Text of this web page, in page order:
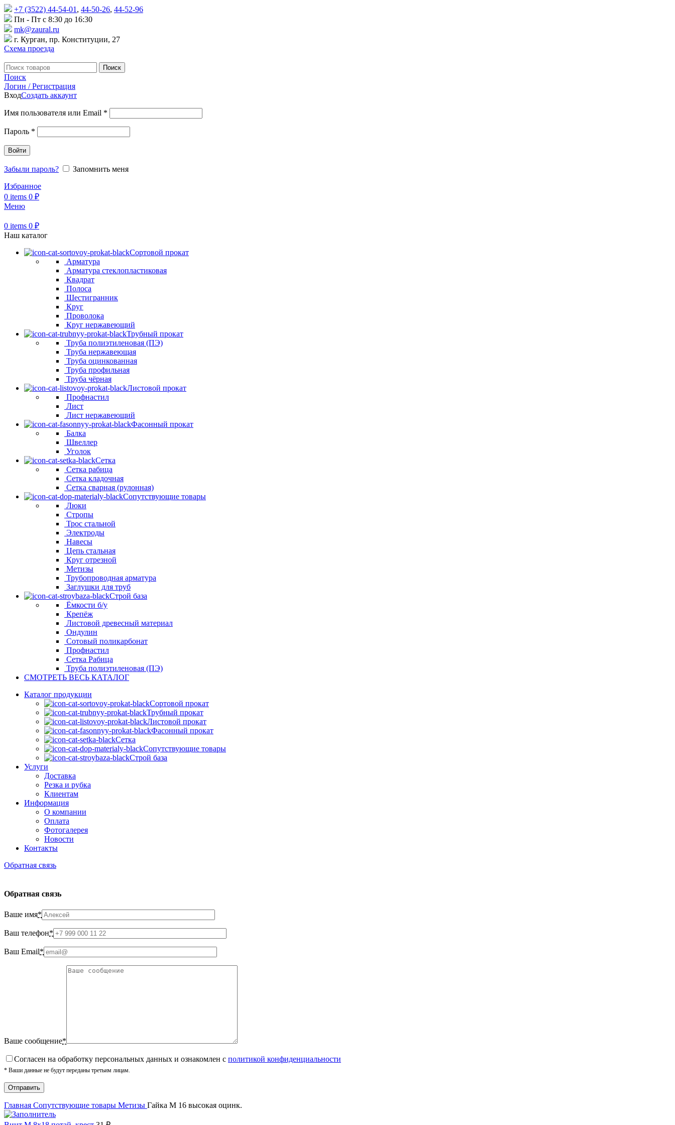
+7 (3522) 44-54-01 , 44-50-26, 44-52-96
Пн - Пт с 8:30 до 16:30
mk@zaural.ru
г. Курган, пр. Конституции, 27
Схема проезда
Поиск
Поиск
Логин / Регистрация
ВходСоздать аккаунт
Имя пользователя или Email *
Пароль *
Войти
Забыли пароль?
Запомнить меня
Избранное
0 items 0 ₽
Меню
0 items 0 ₽
Наш каталог
Сортовой прокат
Арматура
Арматура стеклопластиковая
Квадрат
Полоса
Шестигранник
Круг
Проволока
Круг нержавеющий
Трубный прокат
Труба полиэтиленовая (ПЭ)
Труба нержавеющая
Труба оцинкованная
Труба профильная
Труба чёрная
Листовой прокат
Профнастил
Лист
Лист нержавеющий
Фасонный прокат
Балка
Швеллер
Уголок
Сетка
Сетка рабица
Сетка кладочная
Сетка сварная (рулонная)
Сопутствующие товары
Люки
Стропы
Трос стальной
Электроды
Навесы
Цепь стальная
Круг отрезной
Метизы
Трубопроводная арматура
Заглушки для труб
Строй база
Ёмкости б/у
Крепёж
Листовой древесный материал
Ондулин
Сотовый поликарбонат
Профнастил
Сетка Рабица
Труба полиэтиленовая (ПЭ)
СМОТРЕТЬ ВЕСЬ КАТАЛОГ
Каталог продукции
Сортовой прокат
Трубный прокат
Листовой прокат
Фасонный прокат
Сетка
Сопутствующие товары
Строй база
Услуги
Доставка
Резка и рубка
Клиентам
Информация
О компании
Оплата
Фотогалерея
Новости
Контакты
Обратная связь
Обратная связь
Ваше имя*
Ваш телефон*
Ваш Email*
Ваше сообщение*
Cогласен на обработку персональных данных и ознакомлен с политикой конфиденциальности
* Ваши данные не будут переданы третьим лицам.
Главная Сопутствующие товары Метизы Гайка М 16 высокая оцинк.